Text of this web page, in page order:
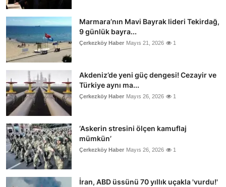
Marmara’nın Mavi Bayrak lideri Tekirdağ,
9 günlük bayra...
Çerkezköy Haber Mayıs 21, 2026 1
Akdeniz’de yeni güç dengesi! Cezayir ve
Türkiye aynı ma...
Çerkezköy Haber Mayıs 26, 2026 1
‘Askerin stresini ölçen kamuflaj
mümkün’
Çerkezköy Haber Mayıs 26, 2026 1
İran, ABD üssünü 70 yıllık uçakla 'vurdu!'